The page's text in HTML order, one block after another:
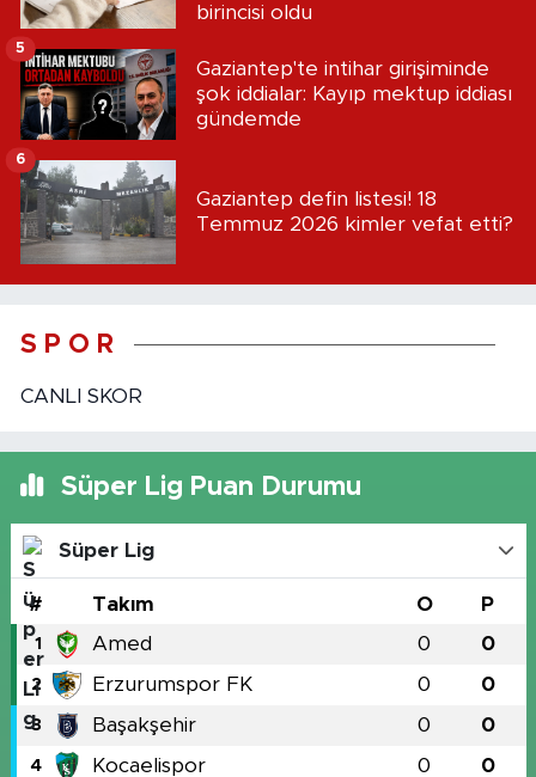
birincisi oldu
Gaziantep'te intihar girişiminde
şok iddialar: Kayıp mektup iddiası
gündemde
5
Gaziantep defin listesi! 18
Temmuz 2026 kimler vefat etti?
6
S P O R
CANLI SKOR
Süper Lig Puan Durumu
Süper Lig
# Takım O P
1 Amed 0 0
2 Erzurumspor FK 0 0
3 Başakşehir 0 0
4 Kocaelispor 0 0